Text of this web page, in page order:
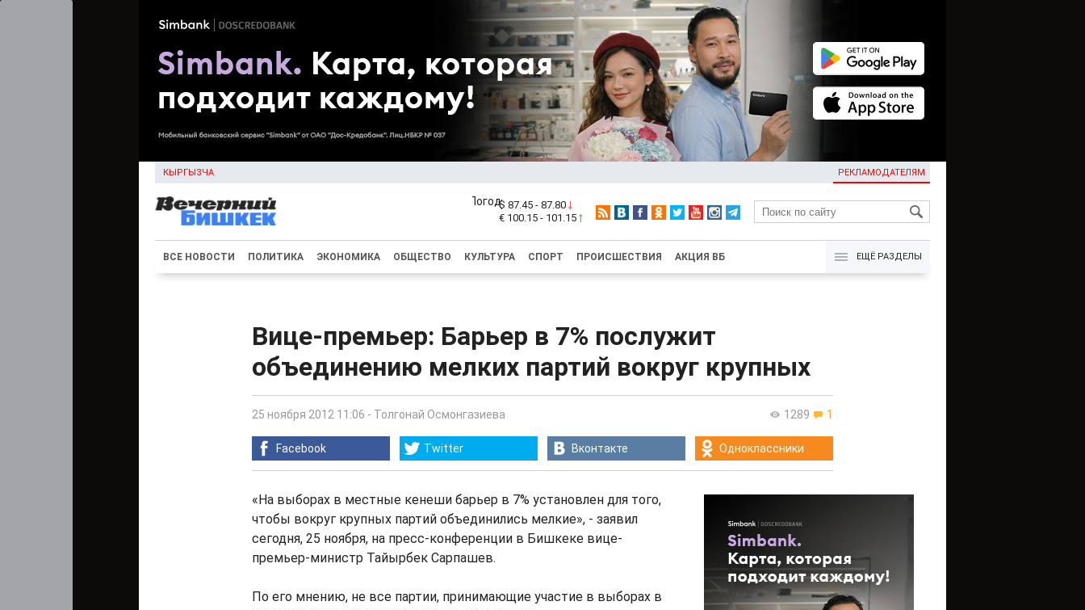
КЫРГЫЗЧА РЕКЛАМОДАТЕЛЯМ
KG
$ 87.45 - 87.80
€ 100.15 - 101.15
ВСЕ НОВОСТИ ПОЛИТИКА ЭКОНОМИКА ОБЩЕСТВО КУЛЬТУРА СПОРТ ПРОИСШЕСТВИЯ АКЦИЯ ВБ ЕЩЁ РАЗДЕЛЫ
Вице-премьер: Барьер в 7% послужит
объединению мелких партий вокруг крупных
1289 1
25 ноября 2012 11:06 - Толгонай Осмонгазиева
Facebook Twitter Вконтакте Одноклассники
«На выборах в местные кенеши барьер в 7% установлен для того,
чтобы вокруг крупных партий объединились мелкие», - заявил
сегодня, 25 ноября, на пресс-конференции в Бишкеке вице-
премьер-министр Тайырбек Сарпашев.
По его мнению, не все партии, принимающие участие в выборах в